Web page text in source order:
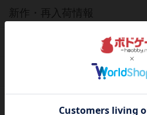
新作・再入荷情報
定番ボードゲームの通販商品
国産ボードゲームの通販商品